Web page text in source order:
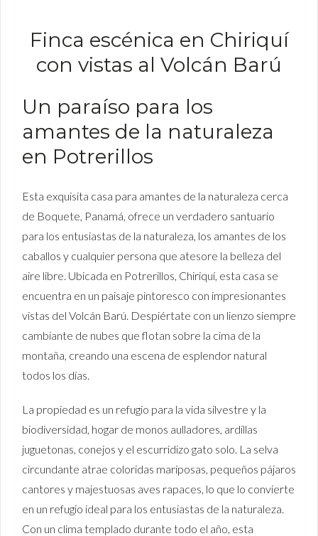
Finca escénica en Chiriquí
con vistas al Volcán Barú
Un paraíso para los
amantes de la naturaleza
en Potrerillos
Esta exquisita casa para amantes de la naturaleza cerca
de Boquete, Panamá, ofrece un verdadero santuario
para los entusiastas de la naturaleza, los amantes de los
caballos y cualquier persona que atesore la belleza del
aire libre. Ubicada en Potrerillos, Chiriquí, esta casa se
encuentra en un paisaje pintoresco con impresionantes
vistas del Volcán Barú. Despiértate con un lienzo siempre
cambiante de nubes que flotan sobre la cima de la
montaña, creando una escena de esplendor natural
todos los días.
La propiedad es un refugio para la vida silvestre y la
biodiversidad, hogar de monos aulladores, ardillas
juguetonas, conejos y el escurridizo gato solo. La selva
circundante atrae coloridas mariposas, pequeños pájaros
cantores y majestuosas aves rapaces, lo que lo convierte
en un refugio ideal para los entusiastas de la naturaleza.
Con un clima templado durante todo el año, esta